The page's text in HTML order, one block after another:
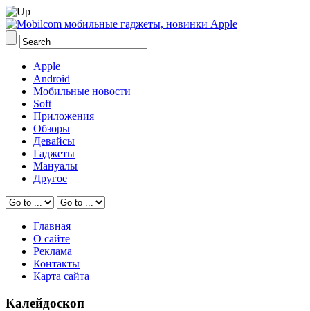
Apple
Android
Мобильные новости
Soft
Приложения
Обзоры
Девайсы
Гаджеты
Мануалы
Другое
Главная
О сайте
Реклама
Контакты
Карта сайта
Калейдоскоп